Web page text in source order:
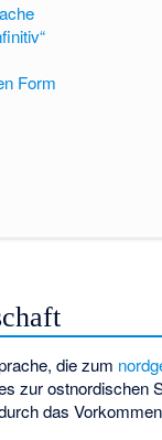
Form
die zum
zur ostnordischen
das